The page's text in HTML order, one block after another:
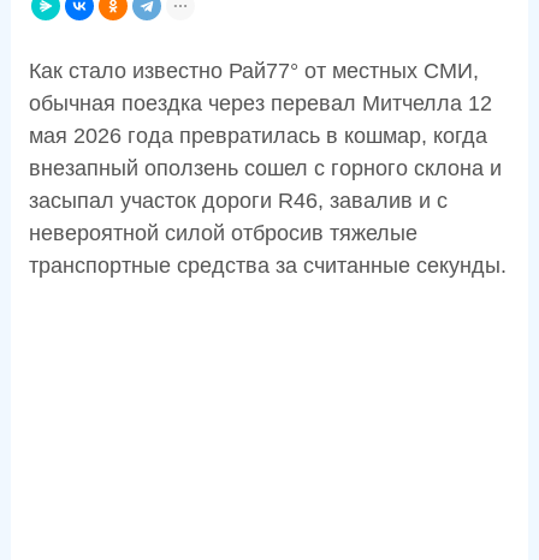
Как стало известно Рай77° от местных СМИ,
обычная поездка через перевал Митчелла 12
мая 2026 года превратилась в кошмар, когда
внезапный оползень сошел с горного склона и
засыпал участок дороги R46, завалив и с
невероятной силой отбросив тяжелые
транспортные средства за считанные секунды.